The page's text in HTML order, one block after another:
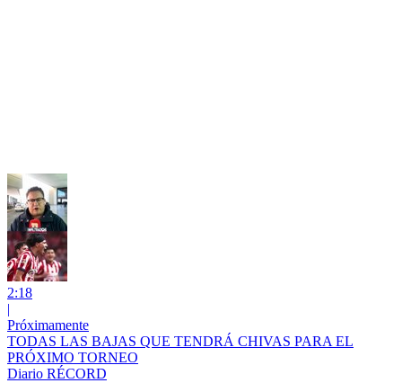
2:18
|
Próximamente
TODAS LAS BAJAS QUE TENDRÁ CHIVAS PARA EL
PRÓXIMO TORNEO
Diario RÉCORD